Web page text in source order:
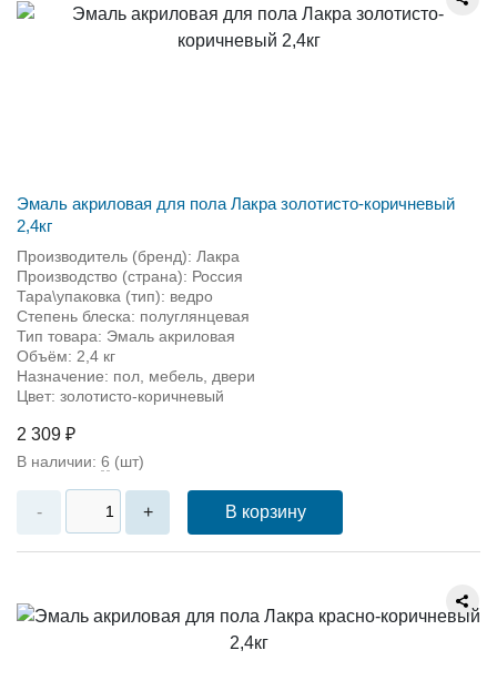
Эмаль акриловая для пола Лакра золотисто-коричневый
2,4кг
Производитель (бренд): Лакра
Производство (страна): Россия
Тара\упаковка (тип): ведро
Степень блеска: полуглянцевая
Тип товара: Эмаль акриловая
Объём: 2,4 кг
Назначение: пол, мебель, двери
Цвет: золотисто-коричневый
2 309 ₽
В наличии: 6 (шт)
- + В корзину